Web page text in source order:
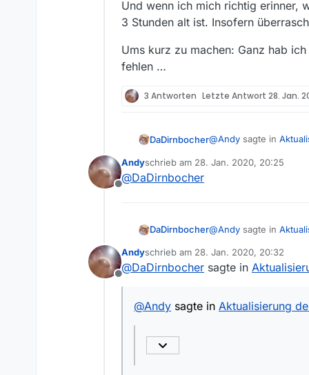
Und wenn ich mich richtig erinner,
3 Stunden alt ist. Insofern
Ums kurz zu machen: Ganz hab
fehlen …
3 Antworten Letzte Antwort 28. Jan.
DaDirnbocher@Andy sagte in
Ich mein, für den Fall,
alt ist, passt doch eh
Und wenn nicht, hast
3 Stunden alt ist.
Offline
Andyschrieb am 28. Jan. 2020, 20:25
zuletzt editiert von
@DaDirnbocher
DaDirnbocher@Andy sagte in
Statt 17:16h , wie
Blede Frog, wie kann
Offline
Andyschrieb am 28. Jan. 2020, 20:32
zuletzt editiert von
@DaDirnbocher sagte in
@Andy sagte in Aktualisierung